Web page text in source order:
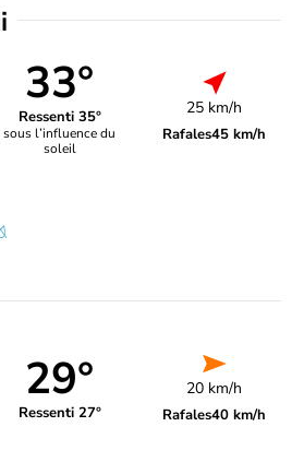
33°
Ressenti 35°
sous l’influence du
soleil
25 km/h
Rafales45 km/h
29°
Ressenti 27°
20 km/h
Rafales40 km/h